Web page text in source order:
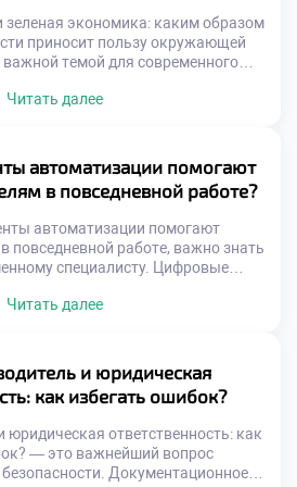
зеленая экономика: каким образом
приносит пользу окружающей
важной темой для современного
управления ресурсами.
экологический след компании.
развитию требует пересмотра
офисных […]
Читать далее
автоматизации помогают
в повседневной работе?
автоматизации помогают
повседневной работе, важно знать
специалисту. Цифровые
Ручной труд уступает
Автоматизация освобождает
и творческой деятельности
операции выполняются
Читать далее
и юридическая
как избегать ошибок?
юридическая ответственность: как
— это важнейший вопрос
Документационное